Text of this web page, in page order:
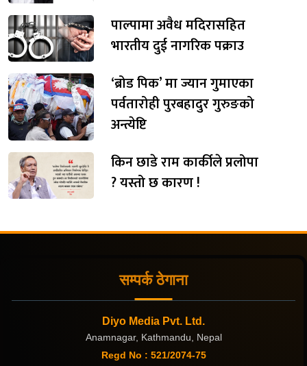
पाल्पामा अवैध मदिरासहित
भारतीय दुई नागरिक पक्राउ
‘ब्रोड पिक’ मा ज्यान गुमाएका
पर्वतारोही पुरबहादुर गुरुङको
अन्त्येष्टि
किन छाडे राम कार्कीले प्रलोपा
? यस्तो छ कारण !
सम्पर्क ठेगाना
Diyo Media Pvt. Ltd.
Anamnagar, Kathmandu, Nepal
Regd No : 521/2074-75